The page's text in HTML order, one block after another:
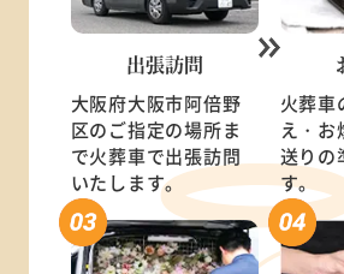
出張訪問
大阪府大阪市阿倍野
区のご指定の場所ま
で火葬車で出張訪問
いたします。
火葬車
え・お
送りの
す。